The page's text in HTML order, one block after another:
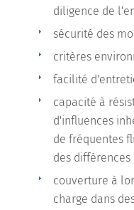
diligence de
sécurité des
critères
facilité
capacité à
d'influences
de fréquentes
des
couverture à
charge dans